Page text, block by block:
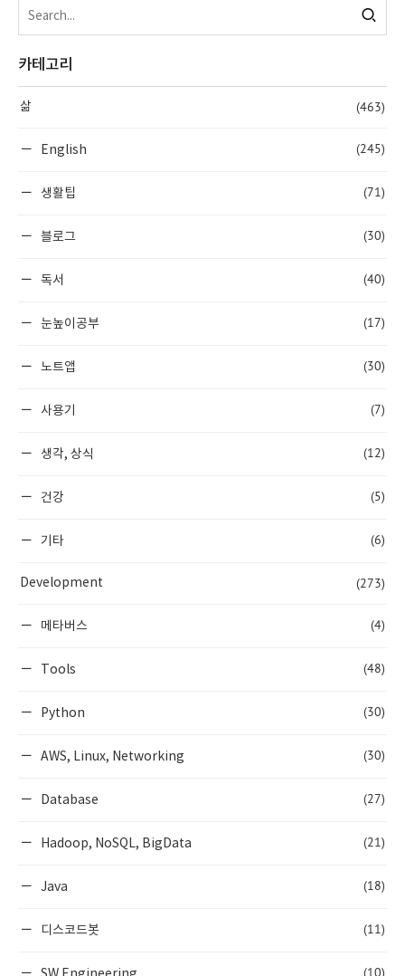
카테고리
삶 (463)
English (245)
생활팁 (71)
블로그 (30)
독서 (40)
눈높이공부 (17)
노트앱 (30)
사용기 (7)
생각, 상식 (12)
건강 (5)
기타 (6)
Development (273)
메타버스 (4)
Tools (48)
Python (30)
AWS, Linux, Networking (30)
Database (27)
Hadoop, NoSQL, BigData (21)
Java (18)
디스코드봇 (11)
(10)